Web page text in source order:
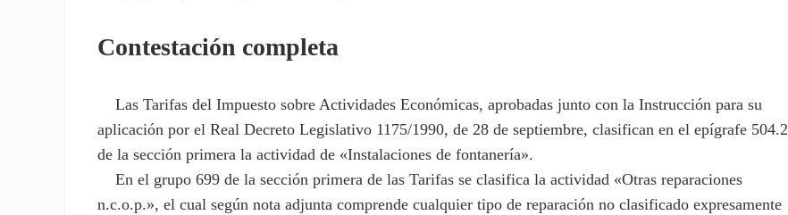
Contestación completa
Las Tarifas del Impuesto sobre Actividades Económicas, aprobadas junto con la Instrucción para su
aplicación por el Real Decreto Legislativo 1175/1990, de 28 de septiembre, clasifican en el epígrafe 504.2
de la sección primera la actividad de «Instalaciones de fontanería».
En el grupo 699 de la sección primera de las Tarifas se clasifica la actividad «Otras reparaciones
n.c.o.p.», el cual según nota adjunta comprende cualquier tipo de reparación no clasificado expresamente